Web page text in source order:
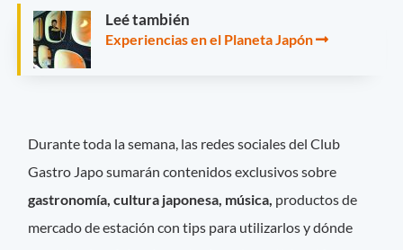
Leé también
Experiencias en el Planeta Japón
Durante toda la semana, las redes sociales del Club
Gastro Japo sumarán contenidos exclusivos sobre
gastronomía, cultura japonesa, música, productos de
mercado de estación con tips para utilizarlos y dónde